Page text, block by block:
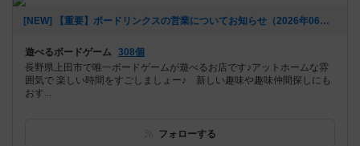
[NEW] 【重要】ボードリンクスの営業についてお知らせ（2026年06月23日 13時10分）
遊べるボードゲーム 308個
長野県上田市で唯一ボードゲームが遊べるお店です♪アットホームな雰
囲気で 楽しい時間をすごしましょー♪ 新しい趣味や趣味仲間探しにも
おす...
フォローする